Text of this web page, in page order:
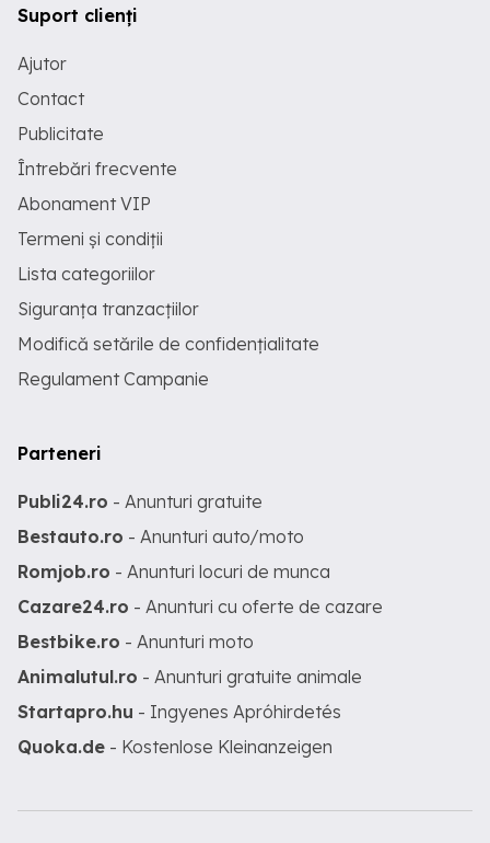
Suport clienți
Ajutor
Contact
Publicitate
Întrebări frecvente
Abonament VIP
Termeni și condiții
Lista categoriilor
Siguranța tranzacțiilor
Modifică setările de confidențialitate
Regulament Campanie
Parteneri
Publi24.ro - Anunturi gratuite
Bestauto.ro - Anunturi auto/moto
Romjob.ro - Anunturi locuri de munca
Cazare24.ro - Anunturi cu oferte de cazare
Bestbike.ro - Anunturi moto
Animalutul.ro - Anunturi gratuite animale
Startapro.hu - Ingyenes Apróhirdetés
Quoka.de - Kostenlose Kleinanzeigen